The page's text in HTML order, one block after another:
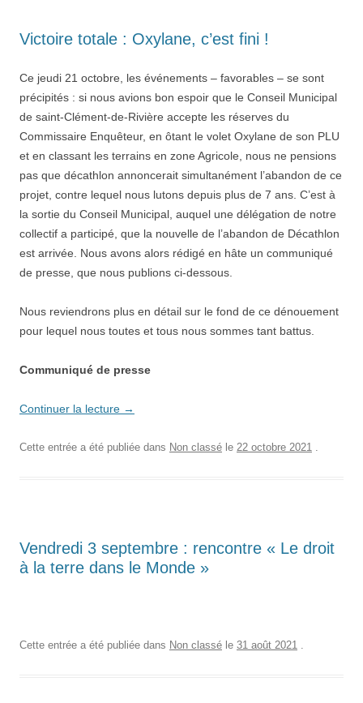
Victoire totale : Oxylane, c’est fini !
Ce jeudi 21 octobre, les événements – favorables – se sont
précipités : si nous avions bon espoir que le Conseil Municipal
de saint-Clément-de-Rivière accepte les réserves du
Commissaire Enquêteur, en ôtant le volet Oxylane de son PLU
et en classant les terrains en zone Agricole, nous ne pensions
pas que décathlon annoncerait simultanément l’abandon de ce
projet, contre lequel nous lutons depuis plus de 7 ans. C’est à
la sortie du Conseil Municipal, auquel une délégation de notre
collectif a participé, que la nouvelle de l’abandon de Décathlon
est arrivée. Nous avons alors rédigé en hâte un communiqué
de presse, que nous publions ci-dessous.
Nous reviendrons plus en détail sur le fond de ce dénouement
pour lequel nous toutes et tous nous sommes tant battus.
Communiqué de presse
Continuer la lecture →
Cette entrée a été publiée dans Non classé le 22 octobre 2021 .
Vendredi 3 septembre : rencontre « Le droit
à la terre dans le Monde »
Cette entrée a été publiée dans Non classé le 31 août 2021 .